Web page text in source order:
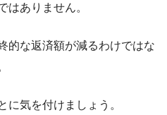
はありません。
的な返済額が減るわけではな
に気を付けましょう。